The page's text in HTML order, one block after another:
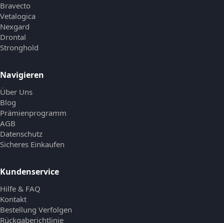
Bravecto
Vetalogica
Nexgard
Drontal
Stronghold
Navigieren
Über Uns
Blog
Prämienprogramm
AGB
Datenschutz
Sicheres Einkaufen
Kundenservice
Hilfe & FAQ
Kontakt
Bestellung Verfolgen
Rückgaberichtlinie